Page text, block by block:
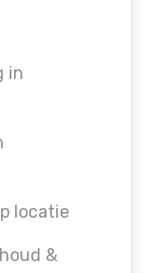
in
locatie
&